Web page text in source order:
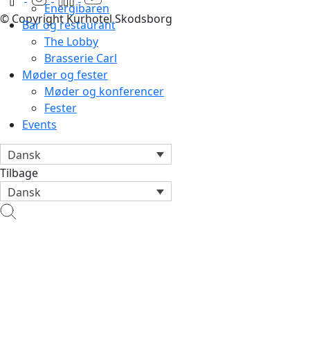
Energibaren
Bar og restaurant
The Lobby
Brasserie Carl
Møder og fester
Møder og konferencer
Fester
Events
Dansk
Tilbage
Dansk
© Copyright Kurhotel Skodsborg